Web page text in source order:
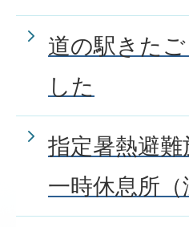
道の駅きた
した
指定暑熱避
一時休息所（